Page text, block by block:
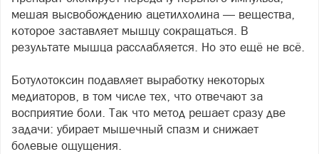
мешая высвобождению ацетилхолина — вещества,
которое заставляет мышцу сокращаться. В
результате мышца расслабляется. Но это ещё не всё.
Ботулотоксин подавляет выработку некоторых
медиаторов, в том числе тех, что отвечают за
восприятие боли. Так что метод решает сразу две
задачи: убирает мышечный спазм и снижает
болевые ощущения.